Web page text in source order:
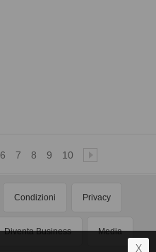
6 7 8 9 10
Condizioni Privacy
Diventa Business Media
X